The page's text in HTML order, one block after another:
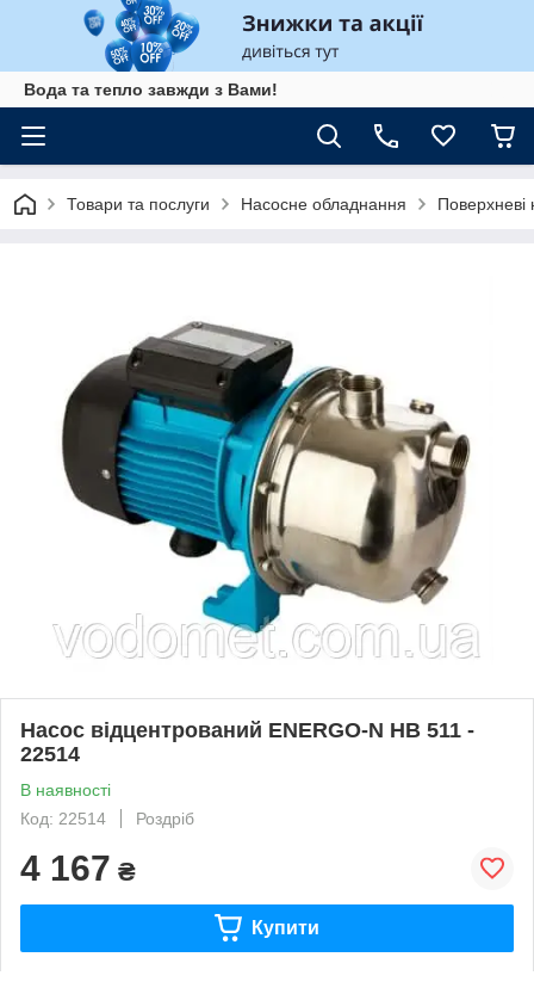
Вода та тепло завжди з Вами!
Товари та послуги Насосне обладнання Поверхневі
Насос відцентрований ENERGO-N НВ 511 -
22514
В наявності
Код: 22514
Роздріб
4 167 ₴
Купити